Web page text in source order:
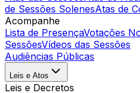
de Sessões SolenesAtas de
Acompanhe
Lista de PresençaVotações
SessõesVídeos das Sessões
Audiências Públicas
Leis e Atos
Leis e Decretos